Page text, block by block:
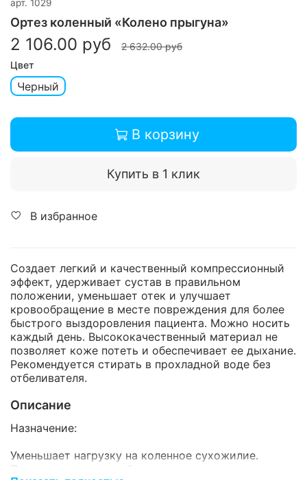
арт. 1029
Ортез коленный «Колено прыгуна»
2 106.00 руб
2 632.00 руб
Цвет
Черный
В корзину
Купить в 1 клик
В избранное
Создает легкий и качественный компрессионный
эффект, удерживает сустав в правильном
положении, уменьшает отек и улучшает
кровообращение в месте повреждения для более
быстрого выздоровления пациента. Можно носить
каждый день. Высококачественный материал не
позволяет коже потеть и обеспечивает ее дыхание.
Рекомендуется стирать в прохладной воде без
отбеливателя.
Описание
Назначение:
Уменьшает нагрузку на коленное сухожилие.